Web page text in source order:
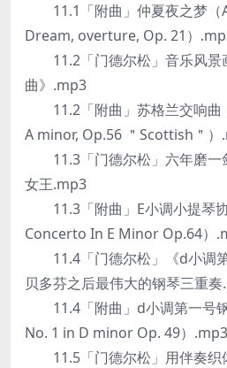
11.1「附曲」仲夏夜之梦（
Dream, overture, Op. 21）
11.2「门德尔松」音乐风景
曲》.mp3
11.2「附曲」苏格兰交响曲
A minor, Op.56 ＂Scottish＂）
11.3「门德尔松」六年磨一
女王.mp3
11.3「附曲」E小调小提琴
Concerto In E Minor Op.64）
11.4「门德尔松」《d小调第
贝多芬之后最伟大的钢琴三重
11.4「附曲」d小调第一号
No. 1 in D minor Op. 49）.mp3
11.5「门德尔松」用伴奏织